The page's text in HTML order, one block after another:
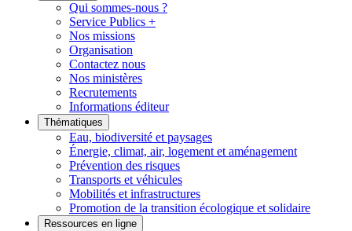
Qui sommes-nous ?
Service Publics +
Nos missions
Organisation
Contactez nous
Nos ministères
Recrutements
Informations éditeur
Thématiques
Eau, biodiversité et paysages
Énergie, climat, air, logement et aménagement
Prévention des risques
Transports et véhicules
Mobilités et infrastructures
Promotion de la transition écologique et solidaire
Ressources en ligne